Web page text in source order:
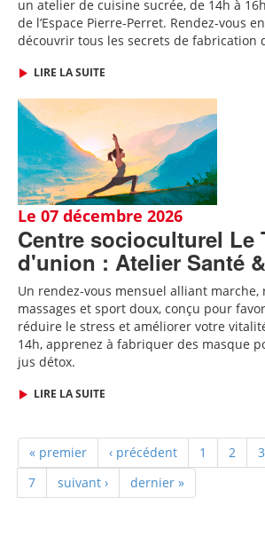
un atelier de cuisine sucrée, de 14h à
de l’Espace Pierre-Perret. Rendez-vous
découvrir tous les secrets de fabrication
LIRE LA SUITE
Le 07 décembre 2026
Centre socioculturel Le
d'union : Atelier Santé
Un rendez-vous mensuel alliant marche,
massages et sport doux, conçu pour
réduire le stress et améliorer votre
14h, apprenez à fabriquer des masque
jus détox.
LIRE LA SUITE
« premier ‹ précédent 1 2 3
7
suivant › dernier »